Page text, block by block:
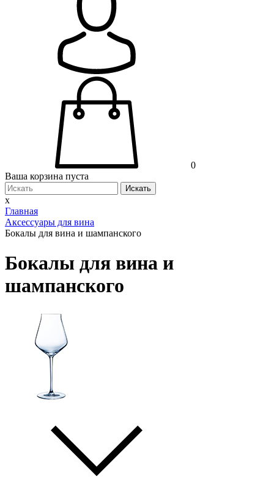
0
Ваша корзина пуста
Искать
x
Главная
Аксессуары для вина
Бокалы для вина и шампанского
Бокалы для вина и
шампанского